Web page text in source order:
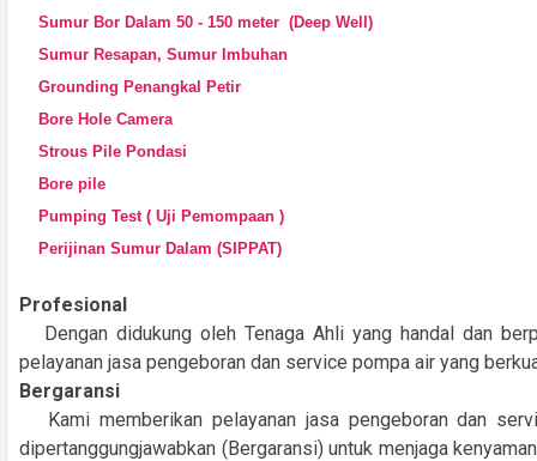
Sumur Bor Dalam 50 - 150 meter (Deep Well)
Sumur Resapan, Sumur Imbuhan
Grounding Penangkal Petir
Bore Hole Camera
Strous Pile Pondasi
Bore pile
Pumping Test ( Uji Pemompaan )
Perijinan Sumur Dalam (SIPPAT)
Profesional
Dengan didukung oleh Tenaga Ahli yang handal dan
pelayanan jasa pengeboran dan service pompa air yang
Bergaransi
Kami memberikan pelayanan jasa pengeboran dan
dipertanggungjawabkan (Bergaransi) untuk menjaga